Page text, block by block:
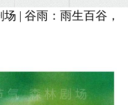
| 谷雨：雨生百谷，